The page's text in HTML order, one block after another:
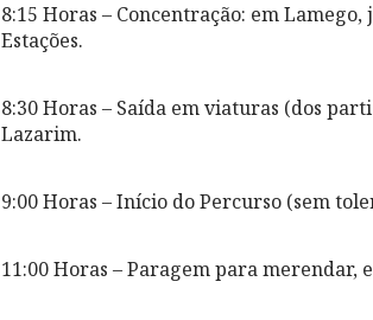
8:15 Horas – Concentração: em
Estações.
8:30 Horas – Saída em viaturas (dos
Lazarim.
9:00 Horas – Início do Percurso (sem
11:00 Horas – Paragem para merendar,